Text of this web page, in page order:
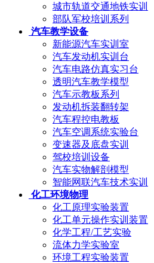
城市轨道交通地铁实训
部队军校培训系列
汽车教学设备
新能源汽车实训室
汽车发动机实训台
汽车电路仿真实习台
透明汽车教学模型
汽车示教板系列
发动机拆装翻转架
汽车程控电教板
汽车空调系统实验台
变速器及底盘实训
驾校培训设备
汽车实物解剖模型
智能网联汽车技术实训
化工环境物理
化工原理实验装置
化工单元操作实训装置
化学工程/工艺实验
流体力学实验室
环境工程实验装置